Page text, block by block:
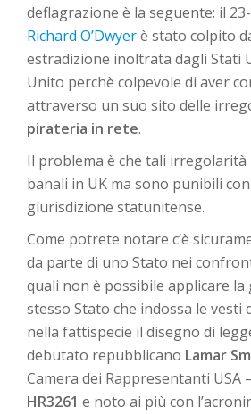
deflagrazione è la seguente: il
Richard O’Dwyerè stato colpito
estradizione inoltrata dagli Stati
Unito perchè colpevole di aver
attraverso un suo sito delle
pirateria in rete.
Il problema è che tali
banali in UK ma sono punibili
giurisdizione statunitense.
Come potrete notare c’è
da parte di uno Stato nei
quali non è possibile applicare
stesso Stato che indossa le vesti
nella fattispecie il disegno di
debutato repubblicano Lamar
Camera dei Rappresentanti USA
HR3261 e noto ai più con